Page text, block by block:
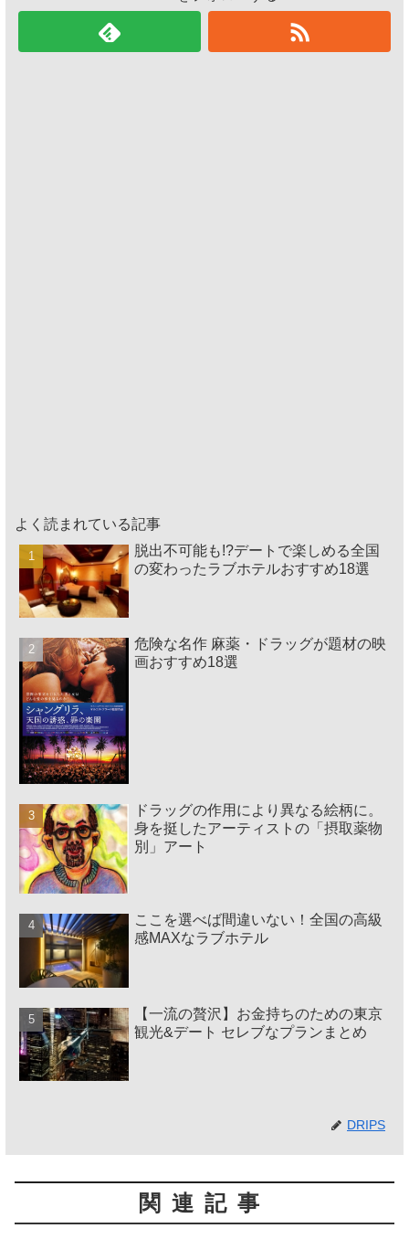
よく読まれている記事
脱出不可能も!?デートで楽しめる全国
の変わったラブホテルおすすめ18選
危険な名作 麻薬・ドラッグが題材の映
画おすすめ18選
ドラッグの作用により異なる絵柄に。
身を挺したアーティストの「摂取薬物
別」アート
ここを選べば間違いない！全国の高級
感MAXなラブホテル
【一流の贅沢】お金持ちのための東京
観光&デート セレブなプランまとめ
DRIPS
関連記事